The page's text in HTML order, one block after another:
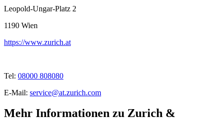
Leopold-Ungar-Platz 2
1190 Wien
https://www.zurich.at
Tel: 08000 808080
E-Mail: service@at.zurich.com
Mehr Informationen zu Zurich &